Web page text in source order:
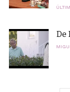
De